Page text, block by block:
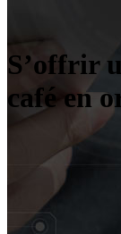
S’offrir
café en